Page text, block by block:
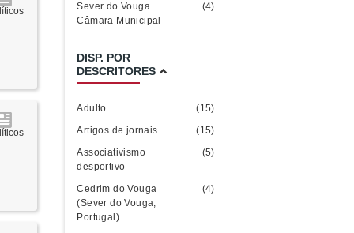
Sever do Vouga.
Câmara Municipal
(4)
DISP. POR
DESCRITORES
Adulto
(15)
Artigos de jornais
(15)
Associativismo
desportivo
(5)
Cedrim do Vouga
(Sever do Vouga,
Portugal)
(4)